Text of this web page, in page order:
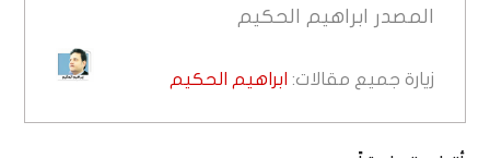
المصدر ابراهيم الحكيم
زيارة جميع مقالات: ابراهيم الحكيم